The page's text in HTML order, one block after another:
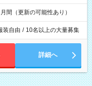
間（更新の可能性あり）
装自由 / 10名以上の大量募集
詳細へ